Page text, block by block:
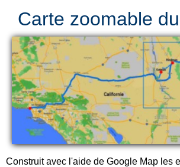
Carte zoomable
Construit avec l'aide de Google Map les